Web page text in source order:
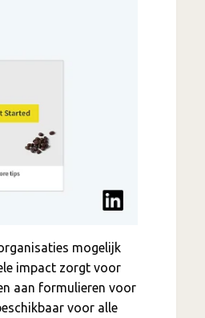
mogelijk
impact zorgt voor
aan formulieren voor
voor alle